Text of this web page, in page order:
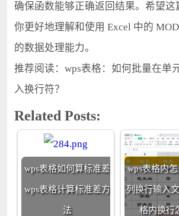
确保函数能够正确返回结果。希望这
你更好地理解和使用 Excel 中的
的数据处理能力。
推荐阅读：wps表格：如何批量在单
入换行符？
Related Posts:
wps表格如何算标准差
wps表格计算标准差方
法
wps表格内
列换行输入
格内换行